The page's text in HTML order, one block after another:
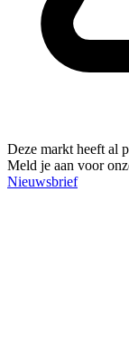
Deze markt heeft al
Meld je aan voor
Nieuwsbrief